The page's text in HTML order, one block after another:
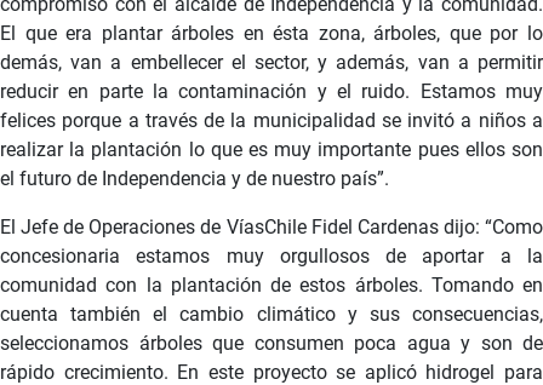
El que era plantar árboles en ésta zona, árboles, que por lo
demás, van a embellecer el sector, y además, van a permitir
reducir en parte la contaminación y el ruido. Estamos muy
felices porque a través de la municipalidad se invitó a niños a
realizar la plantación lo que es muy importante pues ellos son
el futuro de Independencia y de nuestro país”.
El Jefe de Operaciones de VíasChile Fidel Cardenas dijo: “Como
concesionaria estamos muy orgullosos de aportar a la
comunidad con la plantación de estos árboles. Tomando en
cuenta también el cambio climático y sus consecuencias,
seleccionamos árboles que consumen poca agua y son de
rápido crecimiento. En este proyecto se aplicó hidrogel para